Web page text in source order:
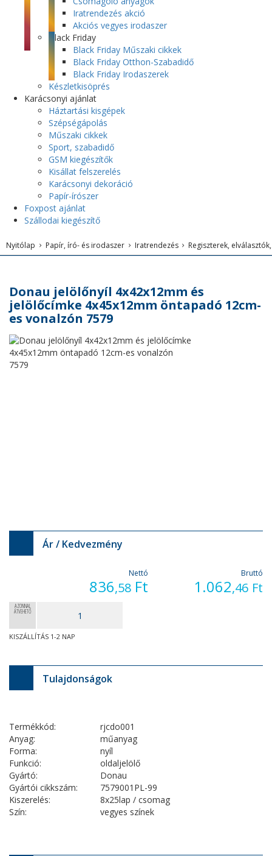
Iratrendezés akció
Akciós vegyes irodaszer
Black Friday
Black Friday Műszaki cikkek
Black Friday Otthon-Szabadidő
Black Friday Irodaszerek
Készletkisöprés
Karácsonyi ajánlat
Háztartási kisgépek
Szépségápolás
Műszaki cikkek
Sport, szabadidő
GSM kiegészítők
Kisállat felszerelés
Karácsonyi dekoráció
Papír-írószer
Foxpost ajánlat
Szállodai kiegészítő
Nyitólap Papír, író- és irodaszer Iratrendezés Regiszterek,
Donau jelölőnyíl 4x42x12mm és
jelölőcímke 4x45x12mm öntapadó 12cm-
es vonalzón 7579
Ár / Kedvezmény
Nettó
836,58 Ft
Bruttó
1.062,46 Ft
AZONNAL
ÁTVEHETŐ
KISZÁLLÍTÁS 1-2 NAP
Tulajdonságok
Termékkód:
rjcdo001
Anyag:
műanyag
Forma:
nyíl
Funkció:
oldaljelölő
Gyártó:
Donau
Gyártói cikkszám:
7579001PL-99
Kiszerelés:
8x25lap / csomag
Szín:
vegyes színek